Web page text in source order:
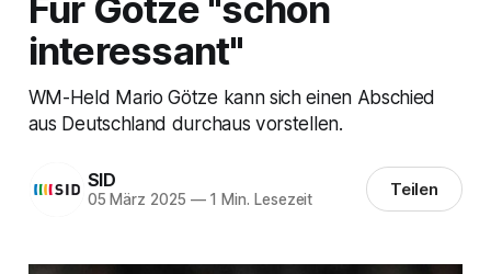
interessant"
WM-Held Mario Götze kann sich einen Abschied
aus Deutschland durchaus vorstellen.
SID
05 März 2025 —1 Min. Lesezeit Teilen